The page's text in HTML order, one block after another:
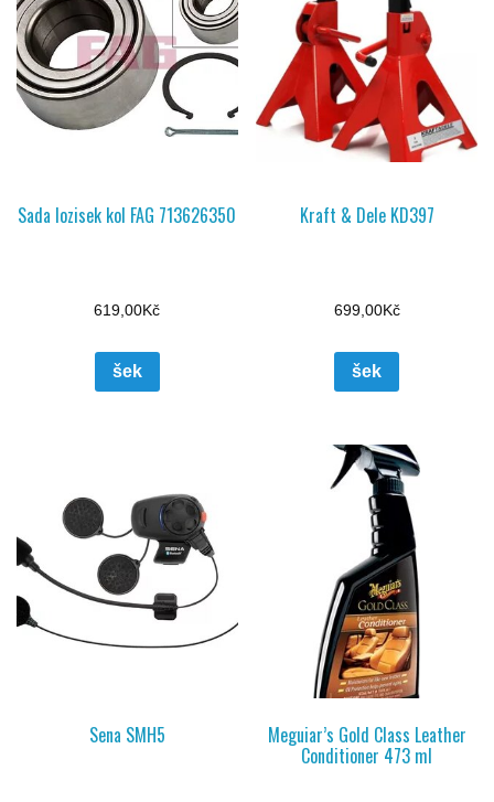
Sada lozisek kol FAG 713626350
619,00Kč
šek
Kraft & Dele KD397
699,00Kč
šek
Sena SMH5 Meguiar’s Gold Class Leather
Conditioner 473 ml